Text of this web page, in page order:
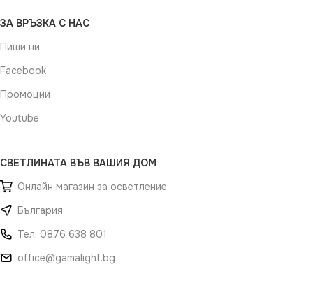
ЗА ВРЪЗКА С НАС
Пиши ни
Facebook
Промоции
Youtube
СВЕТЛИНАТА ВЪВ ВАШИЯ ДОМ
Онлайн магазин за осветление
България
Тел: 0876 638 801
office@gamalight.bg